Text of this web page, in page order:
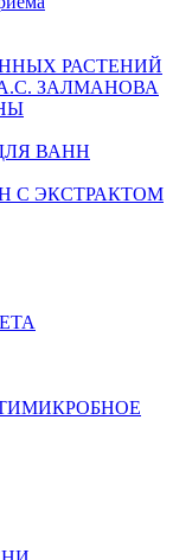
РАСТЕНИЙ
ЗАЛМАНОВА
ВАНН
С ЭКСТРАКТОМ